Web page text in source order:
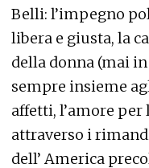
Belli: l’impegno
libera e giusta, la
della donna (mai
sempre insieme
affetti, l’amore
attraverso i
dell’ America